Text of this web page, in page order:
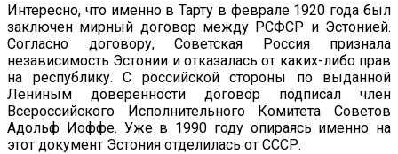
Интересно, что именно в Тарту в феврале 1920 года был
заключен мирный договор между РСФСР и Эстонией.
Согласно договору, Советская Россия признала
независимость Эстонии и отказалась от каких-либо прав
на республику. С российской стороны по выданной
Лениным доверенности договор подписал член
Всероссийского Исполнительного Комитета Советов
Адольф Иоффе. Уже в 1990 году опираясь именно на
этот документ Эстония отделилась от СССР.